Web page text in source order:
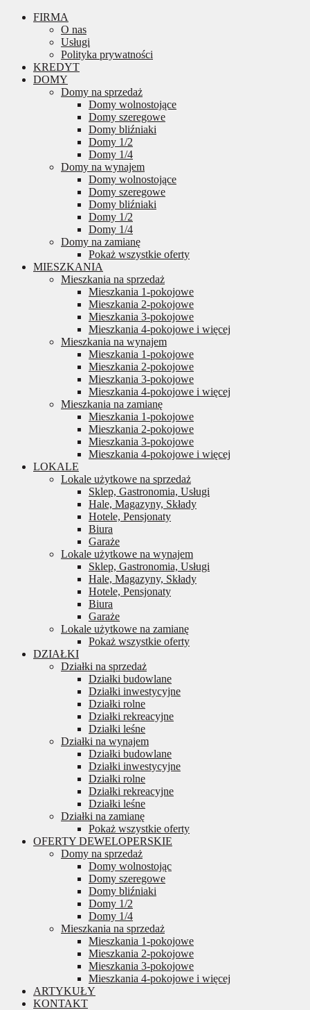
FIRMA
O nas
Usługi
Polityka prywatności
KREDYT
DOMY
Domy na sprzedaż
Domy wolnostojące
Domy szeregowe
Domy bliźniaki
Domy 1/2
Domy 1/4
Domy na wynajem
Domy wolnostojące
Domy szeregowe
Domy bliźniaki
Domy 1/2
Domy 1/4
Domy na zamianę
Pokaż wszystkie oferty
MIESZKANIA
Mieszkania na sprzedaż
Mieszkania 1-pokojowe
Mieszkania 2-pokojowe
Mieszkania 3-pokojowe
Mieszkania 4-pokojowe i więcej
Mieszkania na wynajem
Mieszkania 1-pokojowe
Mieszkania 2-pokojowe
Mieszkania 3-pokojowe
Mieszkania 4-pokojowe i więcej
Mieszkania na zamianę
Mieszkania 1-pokojowe
Mieszkania 2-pokojowe
Mieszkania 3-pokojowe
Mieszkania 4-pokojowe i więcej
LOKALE
Lokale użytkowe na sprzedaż
Sklep, Gastronomia, Usługi
Hale, Magazyny, Składy
Hotele, Pensjonaty
Biura
Garaże
Lokale użytkowe na wynajem
Sklep, Gastronomia, Usługi
Hale, Magazyny, Składy
Hotele, Pensjonaty
Biura
Garaże
Lokale użytkowe na zamianę
Pokaż wszystkie oferty
DZIAŁKI
Działki na sprzedaż
Działki budowlane
Działki inwestycyjne
Działki rolne
Działki rekreacyjne
Działki leśne
Działki na wynajem
Działki budowlane
Działki inwestycyjne
Działki rolne
Działki rekreacyjne
Działki leśne
Działki na zamianę
Pokaż wszystkie oferty
OFERTY DEWELOPERSKIE
Domy na sprzedaż
Domy wolnostojąc
Domy szeregowe
Domy bliźniaki
Domy 1/2
Domy 1/4
Mieszkania na sprzedaż
Mieszkania 1-pokojowe
Mieszkania 2-pokojowe
Mieszkania 3-pokojowe
Mieszkania 4-pokojowe i więcej
ARTYKUŁY
KONTAKT